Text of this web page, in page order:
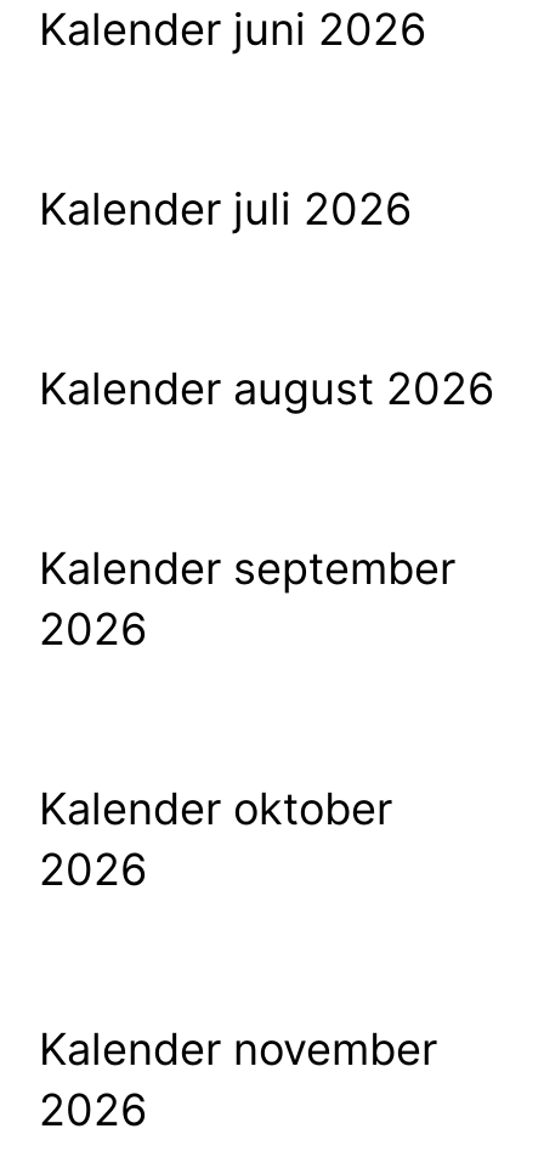
Kalender juni 2026
Kalender juli 2026
Kalender august 2026
Kalender september
2026
Kalender oktober
2026
Kalender november
2026